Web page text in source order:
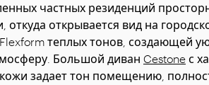
частных резиденций
открывается вид на
теплых тонов, создающей
Большой диван Cestone с
задает тон помещению,